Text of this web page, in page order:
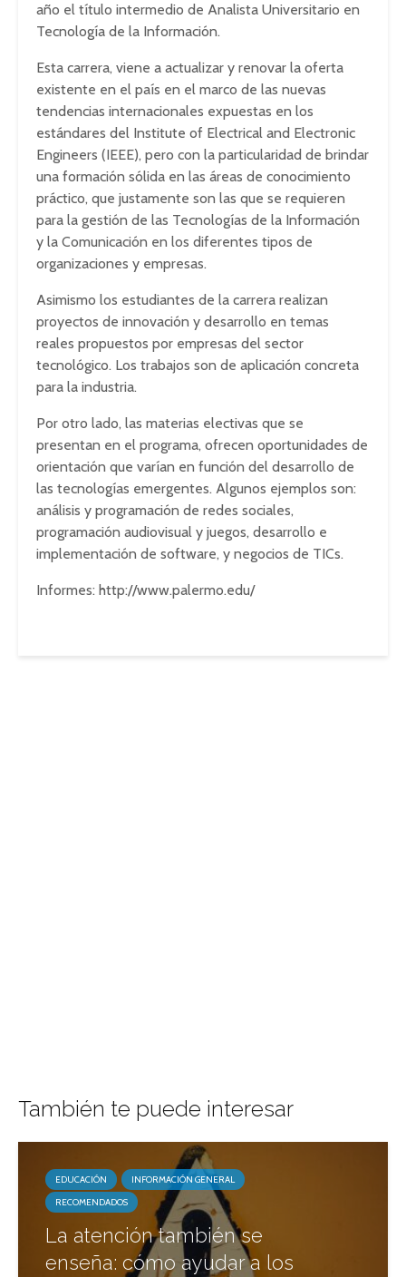
año el título intermedio de Analista Universitario en
Tecnología de la Información.
Esta carrera, viene a actualizar y renovar la oferta
existente en el país en el marco de las nuevas
tendencias internacionales expuestas en los
estándares del Institute of Electrical and Electronic
Engineers (IEEE), pero con la particularidad de brindar
una formación sólida en las áreas de conocimiento
práctico, que justamente son las que se requieren
para la gestión de las Tecnologías de la Información
y la Comunicación en los diferentes tipos de
organizaciones y empresas.
Asimismo los estudiantes de la carrera realizan
proyectos de innovación y desarrollo en temas
reales propuestos por empresas del sector
tecnológico. Los trabajos son de aplicación concreta
para la industria.
Por otro lado, las materias electivas que se
presentan en el programa, ofrecen oportunidades de
orientación que varían en función del desarrollo de
las tecnologías emergentes. Algunos ejemplos son:
análisis y programación de redes sociales,
programación audiovisual y juegos, desarrollo e
implementación de software, y negocios de TICs.
Informes: http://www.palermo.edu/
También te puede interesar
EDUCACIÓN
INFORMACIÓN GENERAL
RECOMENDADOS
La atención también se
enseña: cómo ayudar a los